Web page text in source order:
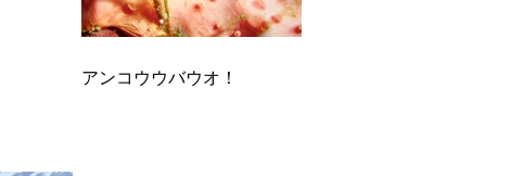
アンコウウバウオ！